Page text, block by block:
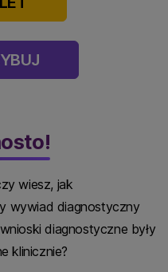
wiesz, jak
wywiad diagnostyczny
diagnostyczne były
klinicznie?